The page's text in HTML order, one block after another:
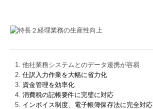
他社業務システムとのデータ連携が容易
仕訳入力作業を大幅に省力化
資金管理を効率化
消費税の記帳要件に完璧に対応
インボイス制度、電子帳簿保存法に完全対応